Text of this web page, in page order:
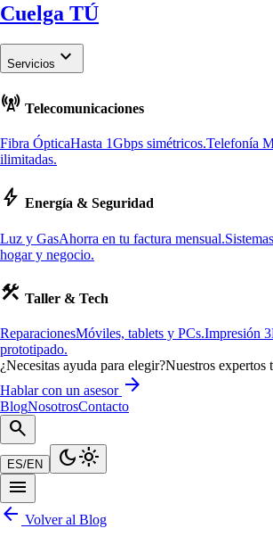
Cuelga TÚ
Servicios keyboard_arrow_down
cell_tower Telecomunicaciones
Fibra ÓpticaHasta 1Gbps simétricos.Telefonía
ilimitadas.
bolt Energía & Seguridad
Luz y GasAhorra en tu factura mensual.
hogar y negocio.
construction Taller & Tech
ReparacionesMóviles, tablets y PCs.Impresión
prototipado.
¿Necesitas ayuda para elegir?Nuestros expertos
Hablar con un asesor arrow_forward
BlogNosotrosContacto
search
ES/EN dark_modelight_mode
menu
arrow_back Volver al Blog